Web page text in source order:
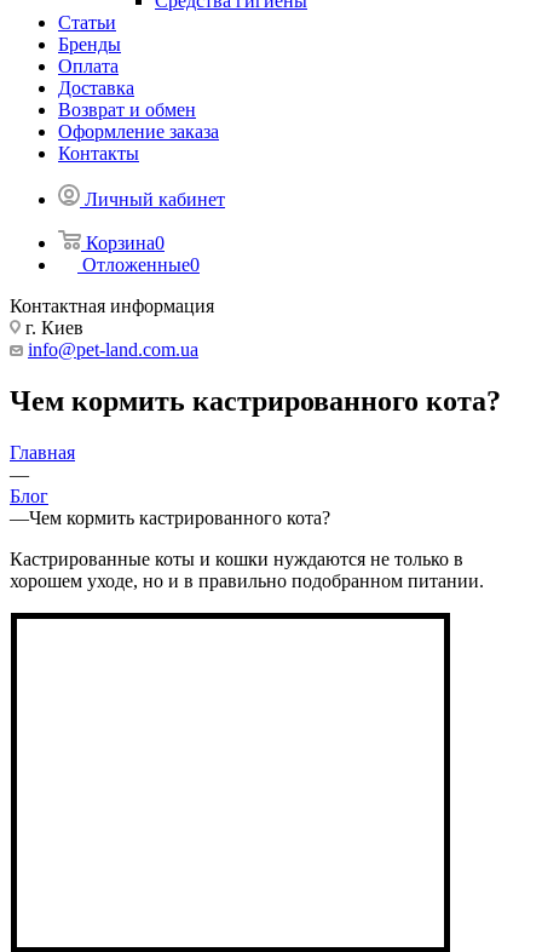
Статьи
Бренды
Оплата
Доставка
Возврат и обмен
Оформление заказа
Контакты
Личный кабинет
Корзина0
Отложенные0
Контактная информация
г. Киев
info@pet-land.com.ua
Чем кормить кастрированного кота?
Главная
—
Блог
—Чем кормить кастрированного кота?
Кастрированные коты и кошки нуждаются не только в
хорошем уходе, но и в правильно подобранном питании.